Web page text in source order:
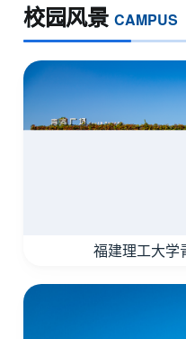
校园风景 CAMPUS
福建理工大学